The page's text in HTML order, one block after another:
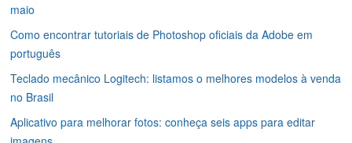
maio
Como encontrar tutoriais de Photoshop oficiais da Adobe em
português
Teclado mecânico Logitech: listamos o melhores modelos à venda
no Brasil
Aplicativo para melhorar fotos: conheça seis apps para editar